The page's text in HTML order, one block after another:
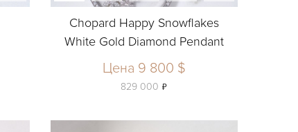
Chopard Happy Snowflakes
White Gold Diamond Pendant
Цена 9 800 $
829 000 ь